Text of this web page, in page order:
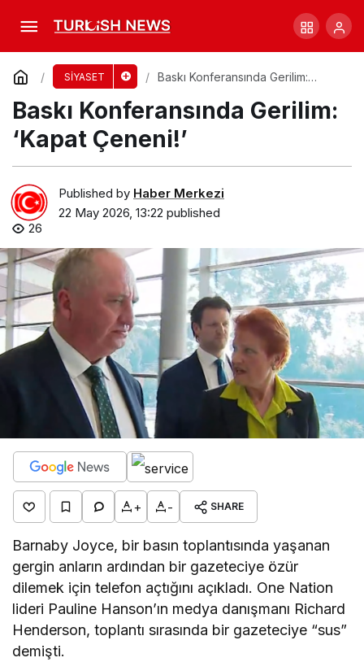
SİYASET
Baskı Konferansında Gerilim:
Baskı Konferansında Gerilim:
‘Kapat Çeneni!’
Published by Haber Merkezi
22 May 2026, 13:22 published
26
+ - SHARE
Barnaby Joyce, bir basın toplantısında yaşanan
gergin anların ardından bir gazeteciye özür
dilemek için telefon açtığını açıkladı. One Nation
lideri Pauline Hanson’ın medya danışmanı Richard
Henderson, toplantı sırasında bir gazeteciye “sus”
demişti.
Suriye’den Avustralya’ya dönüş: Geri sayım
başladı!
Comment Share